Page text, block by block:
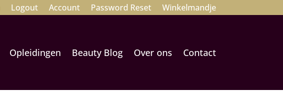
Logout Account Password Reset Winkelmandje
Opleidingen Beauty Blog Over ons Contact